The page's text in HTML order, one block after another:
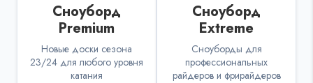
Сноуборд
Premium
Новые доски сезона
23/24 для любого уровня
катания
Сноуборд
Extreme
Сноуборды для
профессиональных
райдеров и фрирайдеров